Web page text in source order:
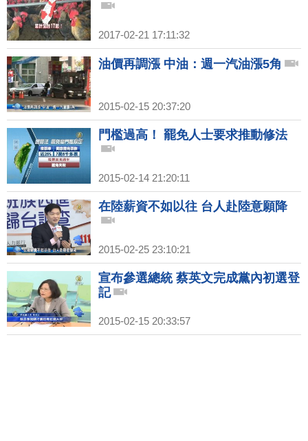
2017-02-21 17:11:32
油價再調漲 中油：週一汽油漲5角
2015-02-15 20:37:20
門檻過高！ 罷免人士要求推動修法
2015-02-14 21:20:11
在陸薪資不如以往 台人赴陸意願降
2015-02-25 23:10:21
宣布參選總統 蔡英文完成黨內初選登
記
2015-02-15 20:33:57